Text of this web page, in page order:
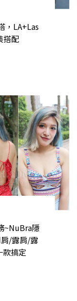
，LA+Las
搭配
~NuBra隱
/露肩/露
搞定